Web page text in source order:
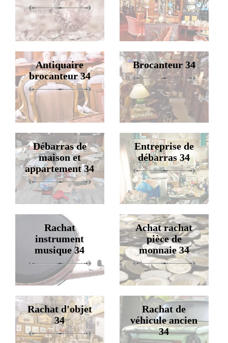
Antiquaire
brocanteur 34
Brocanteur 34
Débarras de
maison et
appartement 34
Entreprise de
débarras 34
Rachat
instrument
musique 34
Achat rachat
pièce de
monnaie 34
Rachat d'objet
34
Rachat de
véhicule ancien
34